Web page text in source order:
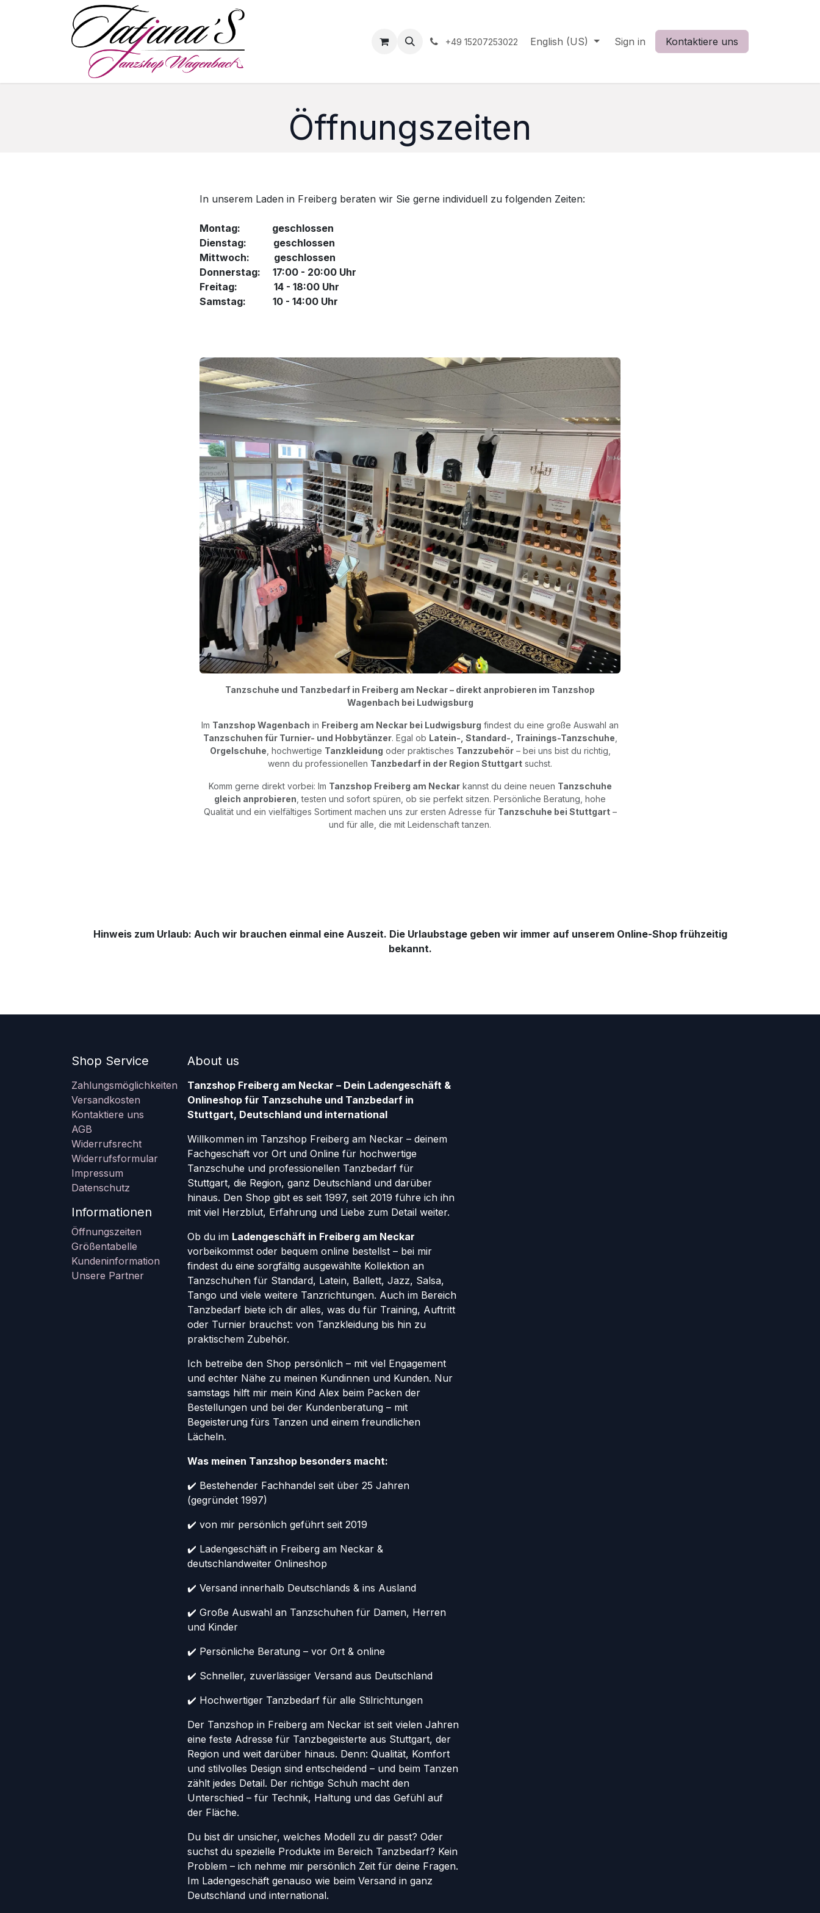
Appointment +49 15207253022 English (US) Sign in Kontaktiere uns
Öffnungszeiten
In unserem Laden in Freiberg beraten wir Sie gerne individuell zu folgenden Zeiten:
Montag: geschlossen
Dienstag: geschlossen
Mittwoch: geschlossen
Donnerstag: 17:00 - 20:00 Uhr
Freitag: 14 - 18:00 Uhr
Samstag: 10 - 14:00 Uhr
Tanzschuhe und Tanzbedarf in Freiberg am Neckar – direkt anprobieren im Tanzshop
Wagenbach bei Ludwigsburg
Im Tanzshop Wagenbach in Freiberg am Neckar bei Ludwigsburg findest du eine große Auswahl an
Tanzschuhen für Turnier- und Hobbytänzer. Egal ob Latein-, Standard-, Trainings-Tanzschuhe
Orgelschuhe , hochwertige Tanzkleidung oder praktisches Tanzzubehör– bei uns bist du richtig,
wenn du professionellen Tanzbedarf in der Region Stuttgart suchst.
Komm gerne direkt vorbei: Im Tanzshop Freiberg am Neckarkannst du deine neuen Tanzschuhe
gleich anprobieren , testen und sofort spüren, ob sie perfekt sitzen. Persönliche Beratung, hohe
Qualität und ein vielfältiges Sortiment machen uns zur ersten Adresse für Tanzschuhe bei Stuttgart–
und für alle, die mit Leidenschaft tanzen.
Hinweis zum Urlaub: Auch wir brauchen einmal eine Auszeit. Die Urlaubstage geben wir immer auf unserem Online-Shop frühzeitig
bekannt.
Shop Service
Zahlungsmöglichkeiten
Versandkosten
Kontaktiere uns
AGB
Widerrufsrecht
Widerrufsformular
Impressum
Datenschutz
Informationen
Öffnungszeiten
Größentabelle
Kundeninformation
Unsere Partner
About us
Tanzshop Freiberg am Neckar – Dein Ladengeschäft &
Onlineshop für Tanzschuhe und Tanzbedarf in
Stuttgart, Deutschland und international
Willkommen im Tanzshop Freiberg am Neckar – deinem
Fachgeschäft vor Ort und Online für hochwertige
Tanzschuhe und professionellen Tanzbedarf für
Stuttgart, die Region, ganz Deutschland und darüber
hinaus. Den Shop gibt es seit 1997, seit 2019 führe ich ihn
mit viel Herzblut, Erfahrung und Liebe zum Detail weiter.
Ob du im Ladengeschäft in Freiberg am Neckar
vorbeikommst oder bequem online bestellst – bei mir
findest du eine sorgfältig ausgewählte Kollektion an
Tanzschuhen für Standard, Latein, Ballett, Jazz, Salsa,
Tango und viele weitere Tanzrichtungen. Auch im Bereich
Tanzbedarf biete ich dir alles, was du für Training, Auftritt
oder Turnier brauchst: von Tanzkleidung bis hin zu
praktischem Zubehör.
Ich betreibe den Shop persönlich – mit viel Engagement
und echter Nähe zu meinen Kundinnen und Kunden. Nur
samstags hilft mir mein Kind Alex beim Packen der
Bestellungen und bei der Kundenberatung – mit
Begeisterung fürs Tanzen und einem freundlichen
Lächeln.
Was meinen Tanzshop besonders macht:
✔️ Bestehender Fachhandel seit über 25 Jahren
(gegründet 1997)
✔️ von mir persönlich geführt seit 2019
✔️ Ladengeschäft in Freiberg am Neckar &
deutschlandweiter Onlineshop
✔️ Versand innerhalb Deutschlands & ins Ausland
✔️ Große Auswahl an Tanzschuhen für Damen, Herren
und Kinder
✔️ Persönliche Beratung – vor Ort & online
✔️ Schneller, zuverlässiger Versand aus Deutschland
✔️ Hochwertiger Tanzbedarf für alle Stilrichtungen
Der Tanzshop in Freiberg am Neckar ist seit vielen Jahren
eine feste Adresse für Tanzbegeisterte aus Stuttgart, der
Region und weit darüber hinaus. Denn: Qualität, Komfort
und stilvolles Design sind entscheidend – und beim Tanzen
zählt jedes Detail. Der richtige Schuh macht den
Unterschied – für Technik, Haltung und das Gefühl auf
der Fläche.
Du bist dir unsicher, welches Modell zu dir passt? Oder
suchst du spezielle Produkte im Bereich Tanzbedarf? Kein
Problem – ich nehme mir persönlich Zeit für deine Fragen.
Im Ladengeschäft genauso wie beim Versand in ganz
Deutschland und international.